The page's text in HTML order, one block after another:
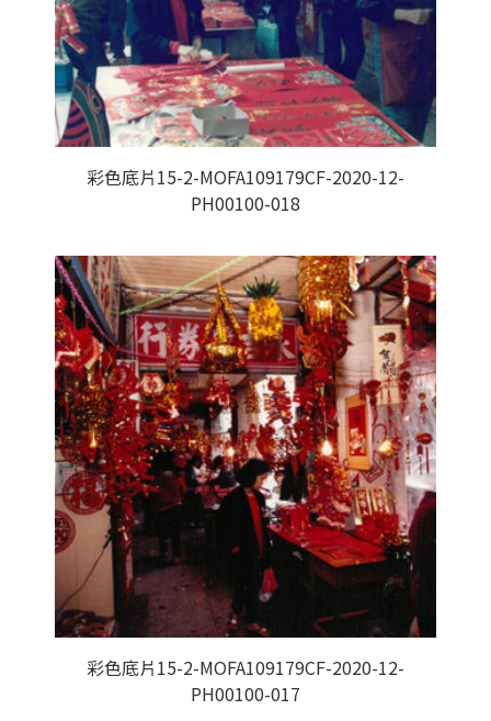
彩色底片15-2-MOFA109179CF-2020-12-
PH00100-018
彩色底片15-2-MOFA109179CF-2020-12-
PH00100-017